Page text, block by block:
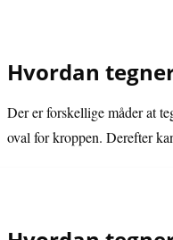
Hvordan
Der er forskellige måder at
oval for kroppen. Derefter